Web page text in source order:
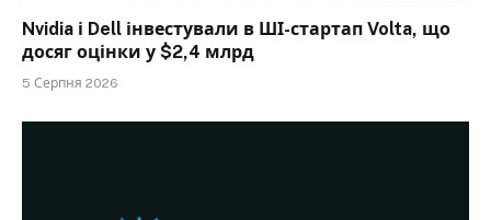
Nvidia і Dell інвестували в ШІ-стартап Volta, що
досяг оцінки у $2,4 млрд
5 Серпня 2026